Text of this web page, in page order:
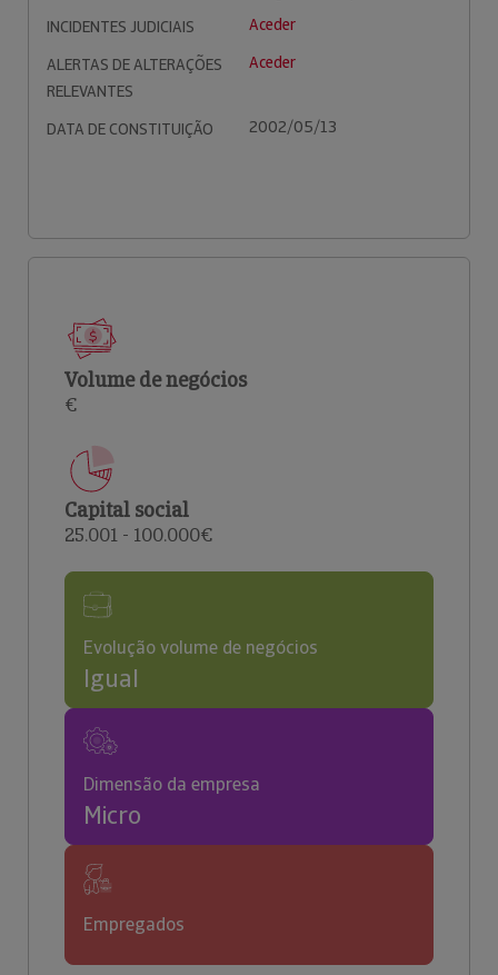
INCIDENTES JUDICIAIS
Aceder
ALERTAS DE ALTERAÇÕES
RELEVANTES
Aceder
DATA DE CONSTITUIÇÃO 2002/05/13
Volume de negócios
€
Capital social
25.001 - 100.000€
Evolução volume de negócios
Igual
Dimensão da empresa
Micro
Empregados